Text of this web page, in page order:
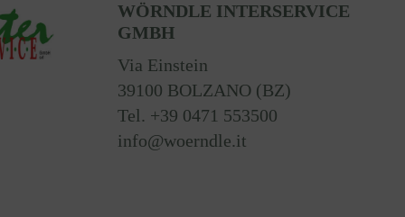
WÖRNDLE INTERSERVICE
GMBH
Via Einstein
39100 BOLZANO (BZ)
Tel. +39 0471 553500
info@woerndle.it